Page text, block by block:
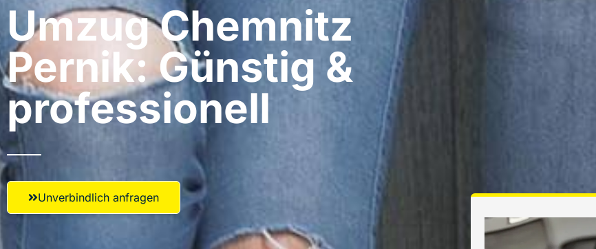
Umzug Chemnitz​
Pernik: Günstig &
professionell​
Unverbindlich anfragen